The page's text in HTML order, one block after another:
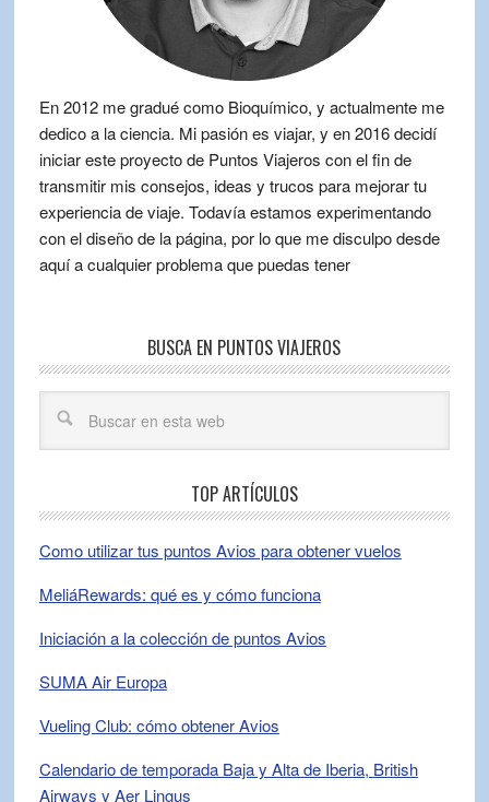
En 2012 me gradué como Bioquímico, y actualmente me
dedico a la ciencia. Mi pasión es viajar, y en 2016 decidí
iniciar este proyecto de Puntos Viajeros con el fin de
transmitir mis consejos, ideas y trucos para mejorar tu
experiencia de viaje. Todavía estamos experimentando
con el diseño de la página, por lo que me disculpo desde
aquí a cualquier problema que puedas tener
BUSCA EN PUNTOS VIAJEROS
TOP ARTÍCULOS
Como utilizar tus puntos Avios para obtener vuelos
MeliáRewards: qué es y cómo funciona
Iniciación a la colección de puntos Avios
SUMA Air Europa
Vueling Club: cómo obtener Avios
Calendario de temporada Baja y Alta de Iberia, British
Airways y Aer Lingus